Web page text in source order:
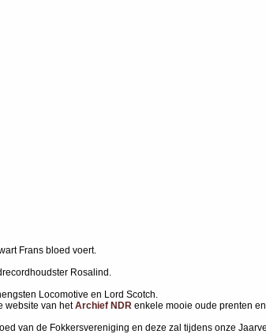
Frans bloed voert.
Rosalind.
Locomotive en Lord Scotch.
website van hetArchief NDR enkele mooie oude prenten
van de Fokkersvereniging en deze zal tijdens onze